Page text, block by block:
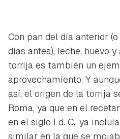
Con pan del día anterior
días antes), leche, huevo
torrija es también un
aprovechamiento. Y
así, el origen de la torrija
Roma, ya que en el
en el siglo I d. C., ya
similar en la que se